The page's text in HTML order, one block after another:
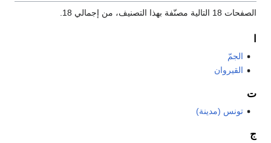
الصفحات 18 التالية مصنّفة بهذا التصنيف، من إجمالي 18.
الجمّ
القيروان
ت
تونس (مدينة)
ج